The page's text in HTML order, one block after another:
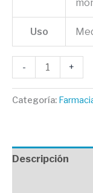
Uso
- +
Categoría:
Descripción